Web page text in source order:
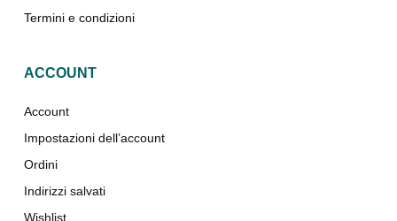
Termini e condizioni
ACCOUNT
Account
Impostazioni dell’account
Ordini
Indirizzi salvati
Wishlist